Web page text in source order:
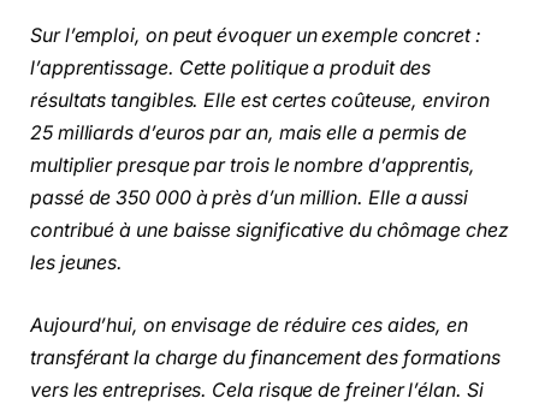
Sur l’emploi, on peut évoquer un exemple concret :
l’apprentissage. Cette politique a produit des
résultats tangibles. Elle est certes coûteuse, environ
25 milliards d’euros par an, mais elle a permis de
multiplier presque par trois le nombre d’apprentis,
passé de 350 000 à près d’un million. Elle a aussi
contribué à une baisse significative du chômage chez
les jeunes.
Aujourd’hui, on envisage de réduire ces aides, en
transférant la charge du financement des formations
vers les entreprises. Cela risque de freiner l’élan. Si